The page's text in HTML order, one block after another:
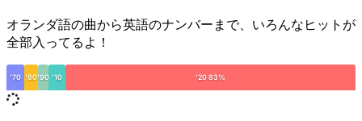
オランダ語の曲から英語のナンバーまで、いろんなヒットが
全部入ってるよ！
'70 '80'90 '10 '20 83%